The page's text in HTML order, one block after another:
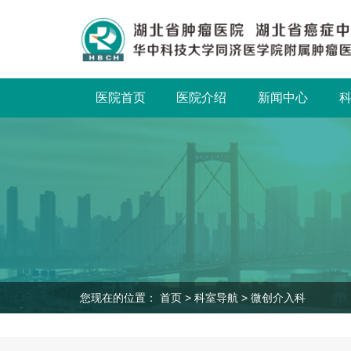
医院首页 医院介绍 新闻中心
您现在的位置： 首页 > 科室导航 > 微创介入科